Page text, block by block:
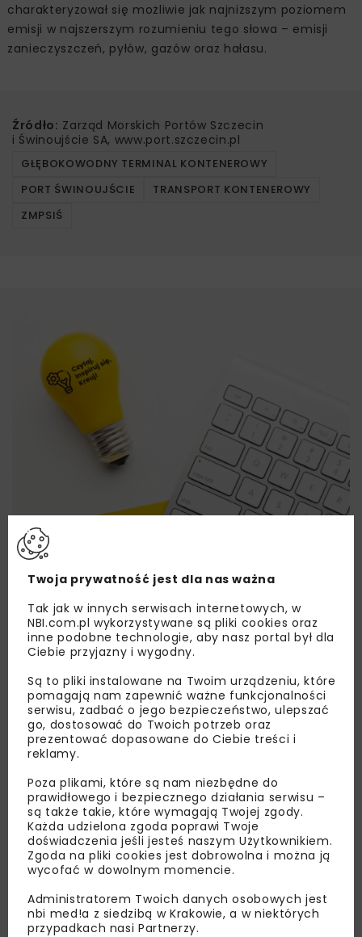
charakteryzował się możliwie jak najniższym poziomem
emisji w najszerszym rozumieniu tego słowa – emisji
zanieczyszczeń, pyłów, gazów oraz hałasu.
Źródło: Zarząd Morskich Portów Szczecin
i Świnoujście SA, www.port.szczecin.pl
GŁĘBOKOWODNY TERMINAL KONTENEROWY
PORT ŚWINOUJŚCIE
TRANSPORT KONTENEROWY
ZMPSIŚ
Lubisz wiedzieć więcej?
Zapisz się do newslettera aby otrzymywać od
nas najlepsze informacje branżowe,
zaproszenia na wydarzenia, atrakcyjne oferty i
dedykowane akcje specjalne.
Zapoznałam/em się zPolityką Prywatnościi
Regulaminemoraz wyrażam zgodę na otrzymywanie na
podany przeze mnie adres e-mail korespondencji
handlowej w postaci newslettera.
ZAPISZ MNIE
Twoja prywatność jest dla nas ważna
Tak jak w innych serwisach internetowych, w
NBI.com.pl wykorzystywane są pliki cookies oraz
inne podobne technologie, aby nasz portal był dla
Ciebie przyjazny i wygodny.
Są to pliki instalowane na Twoim urządzeniu, które
pomagają nam zapewnić ważne funkcjonalności
serwisu, zadbać o jego bezpieczeństwo, ulepszać
go, dostosować do Twoich potrzeb oraz
prezentować dopasowane do Ciebie treści i
reklamy.
Poza plikami, które są nam niezbędne do
prawidłowego i bezpiecznego działania serwisu –
są także takie, które wymagają Twojej zgody.
Każda udzielona zgoda poprawi Twoje
doświadczenia jeśli jesteś naszym Użytkownikiem.
Zgoda na pliki cookies jest dobrowolna i można ją
wycofać w dowolnym momencie.
Administratorem Twoich danych osobowych jest
nbi med!a z siedzibą w Krakowie, a w niektórych
przypadkach nasi Partnerzy.